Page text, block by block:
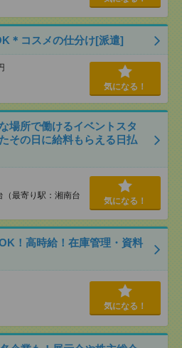
＊コスメの仕分け[派遣]
気になる！
場所で働けるイベントスタ
その日に給料もらえる日払
最寄り駅：湘南台
気になる！
！高時給！在庫管理・資料
気になる！